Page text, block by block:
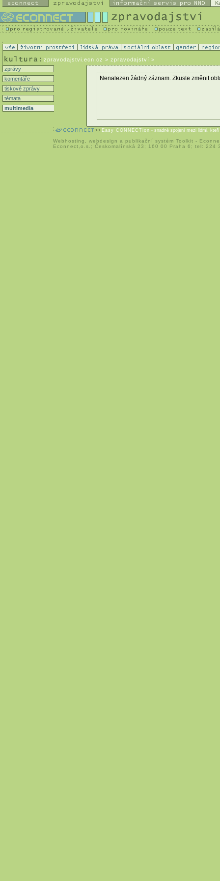
zpravodajstvi.ecn.cz > zpravodajství >
zprávy
komentáře
tiskové zprávy
témata
multimedia
Nenalezen žádný záznam. Zkuste změnit
Easy CONNECTion - snadné spojení mezi lidmi,
Webhosting webdesign a publikační systém Toolkit -
Econnect,o.s.; Českomalínská 23; 160 00 Praha 6; tel: 224